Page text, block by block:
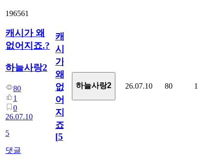
196561
캐시가 왜
없어지죠.?
하늘사랑2
80
1
0
26.07.10
5
댓글
캐
시
가
왜
없
어
지
죠.?
[5]
하늘사랑2 26.07.10 80 1